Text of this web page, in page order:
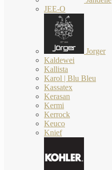
JEE-O
Jorger
Kaldewei
Kallista
Karol | Blu Bleu
Kassatex
Kerasan
Kermi
Kerrock
Keuco
Knief